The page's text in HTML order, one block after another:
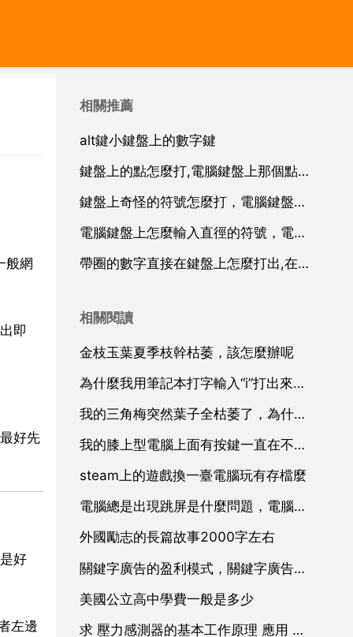
般網
即
好先
好
左邊
相關推薦
alt鍵小鍵盤上的數字鍵
鍵盤上的點怎麼打,電腦鍵盤上那個點符號怎麼打出來的？
鍵盤上奇怪的符號怎麼打，電腦鍵盤上那個點符號怎麼打出來的？
電腦鍵盤上怎麼輸入直徑的符號，電腦鍵盤上怎麼輸入大於等於 小於符號 怎麼輸入
帶圈的數字直接在鍵盤上怎麼打出,在鍵盤上如何打出乙個小圈，圈裡有個數字的符號？
相關閱讀
金枝玉葉夏季枝幹枯萎，該怎麼辦呢
為什麼我用筆記本打字輸入“i”打出來的確是
我的三角梅突然葉子全枯萎了，為什麼啊
我的膝上型電腦上面有按鍵一直在不停的輸入，請教專家到底是
steam上的遊戲換一臺電腦玩有存檔麼
電腦總是出現跳屏是什麼問題，電腦跳屏是怎麼回事，怎麼解決？
外國勵志的長篇故事2000字左右
關鍵字廣告的盈利模式，關鍵字廣告廣告
美國公立高中學費一般是多少
求 壓力感測器的基本工作原理 應用 和設計 方面的資料